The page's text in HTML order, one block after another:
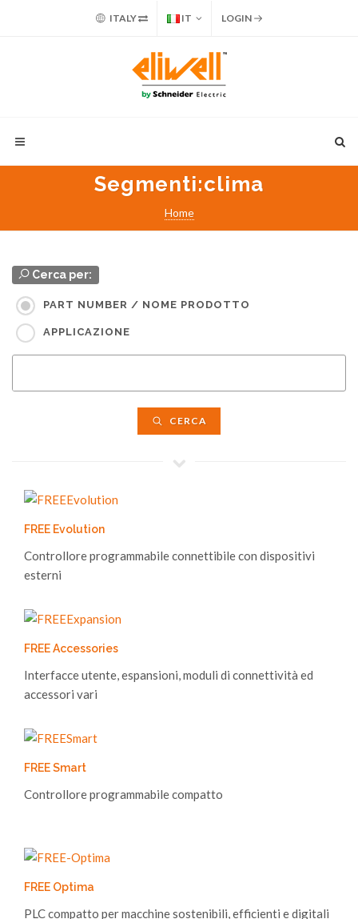
ITALY IT LOGIN
Segmenti:clima
Home
Cerca per:
PART NUMBER / NOME PRODOTTO
APPLICAZIONE
CERCA
FREE Evolution
Controllore programmabile connettibile con dispositivi
esterni
FREE Accessories
Interfacce utente, espansioni, moduli di connettività ed
accessori vari
FREE Smart
Controllore programmabile compatto
FREE Optima
PLC compatto per macchine sostenibili, efficienti e digitali